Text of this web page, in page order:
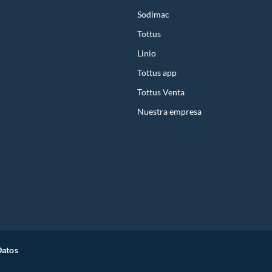
Sodimac
Tottus
Linio
Tottus app
Tottus Venta
Nuestra empresa